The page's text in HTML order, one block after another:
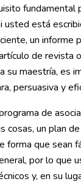
fundamental
usted está
un informe
de revista
su maestría, es
persuasiva y
de
cosas, un plan
forma que sean
por lo que
y, en su